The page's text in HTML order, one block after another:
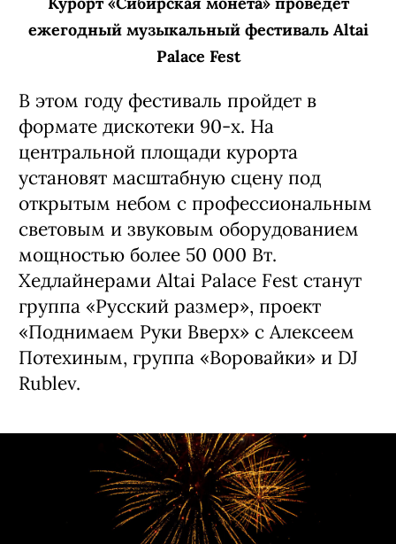
ежегодный музыкальный фестиваль Altai
Palace Fest
В этом году фестиваль пройдет в
формате дискотеки 90-х. На
центральной площади курорта
установят масштабную сцену под
открытым небом с профессиональным
световым и звуковым оборудованием
мощностью более 50 000 Вт.
Хедлайнерами Altai Palace Fest станут
группа «Русский размер», проект
«Поднимаем Руки Вверх» с Алексеем
Потехиным, группа «Воровайки» и DJ
Rublev.